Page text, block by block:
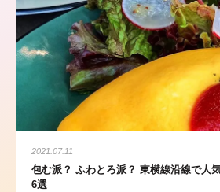
2021.07.11
包む派？ ふわとろ派？ 東横線沿線で人
6選